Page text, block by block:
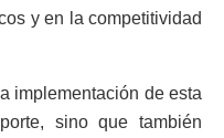
y en la competitividad
implementación de esta
sino que también